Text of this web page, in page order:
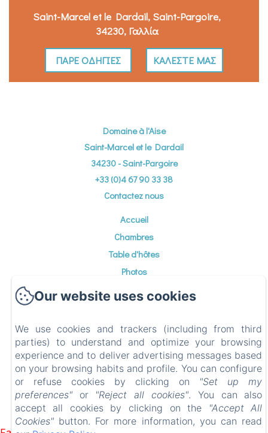
Saint-Marcel et le Dardail, Saint-Pargoire,
34230, Γαλλία
ΠΆΡΕ ΟΔΗΓΊΕΣ ΚΑΛΈΣΤΕ ΜΑΣ
Domaine à l'Aise
Saint-Marcel et le Dardail
34230 - Saint-Pargoire
+33 (0)4 67 90 33 38
Contactez nous
Accueil
Chambres
Table d'hôtes
Photos
Politique de confidentialité
Informations légales
Informations sur les cookies
EN FR ES DE NL
EL
Δουλεύει με Amenitiz
Our website uses cookies
We use cookies and trackers (including from third
parties) to understand and optimize your browsing
experience and to deliver advertising messages based
on your browsing habits and profile. You can configure
or refuse cookies by clicking on "Set up my
preferences"or "Reject all cookies". You can also
accept all cookies by clicking on the
"Accept All
Cookies"button. For more information, you can read